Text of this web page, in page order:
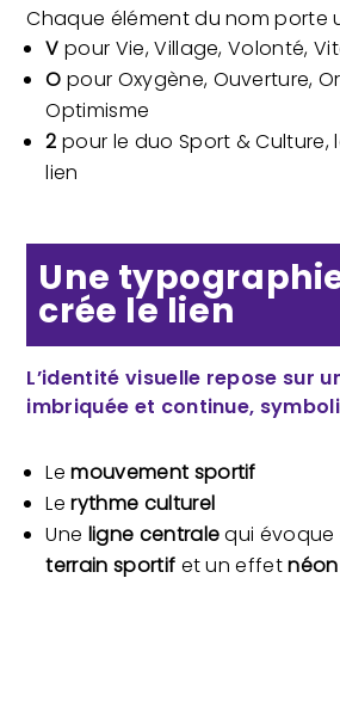
Chaque élément du nom porte
V pour Vie, Village, Volonté,
O pour Oxygène, Ouverture,
Optimisme
2 pour le duo Sport & Culture,
lien
Une
crée le lien
L’identité visuelle repose sur
imbriquée et continue,
Lemouvement sportif
Lerythme culturel
Une ligne centralequi évoque
terrain sportif et un effet